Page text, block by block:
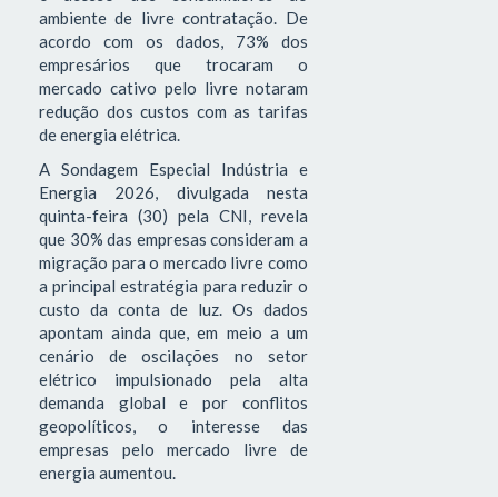
ambiente de livre contratação. De
acordo com os dados, 73% dos
empresários que trocaram o
mercado cativo pelo livre notaram
redução dos custos com as tarifas
de energia elétrica.
A Sondagem Especial Indústria e
Energia 2026, divulgada nesta
quinta-feira (30) pela CNI, revela
que 30% das empresas consideram a
migração para o mercado livre como
a principal estratégia para reduzir o
custo da conta de luz. Os dados
apontam ainda que, em meio a um
cenário de oscilações no setor
elétrico impulsionado pela alta
demanda global e por conflitos
geopolíticos, o interesse das
empresas pelo mercado livre de
energia aumentou.